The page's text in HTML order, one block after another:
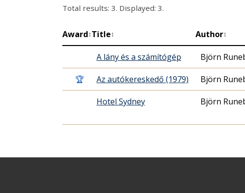
Total results: 3. Displayed: 3.
Award↕Title↕ Author↕
A lány és a számítógép Björn
🏆 Az autókereskedő (1979) Björn
Hotel Sydney Björn